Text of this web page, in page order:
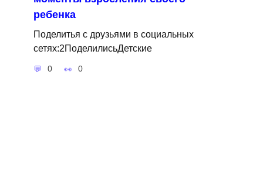
ребенка
Поделитья с друзьями в социальных
сетях:2ПоделилисьДетские
0 0